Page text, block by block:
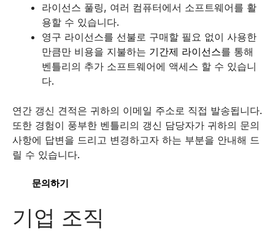
라이선스 풀링, 여러 컴퓨터에서 소프트웨어를 활
용할 수 있습니다.
영구 라이선스를 선불로 구매할 필요 없이 사용한
만큼만 비용을 지불하는 기간제 라이선스를 통해
벤틀리의 추가 소프트웨어에 액세스 할 수 있습니
다.
연간 갱신 견적은 귀하의 이메일 주소로 직접 발송됩니다.
또한 경험이 풍부한 벤틀리의 갱신 담당자가 귀하의 문의
사항에 답변을 드리고 변경하고자 하는 부분을 안내해 드
릴 수 있습니다.
문의하기
기업 조직